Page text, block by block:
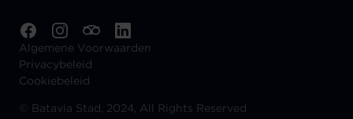
Algemene Voorwaarden
Privacybeleid
Cookiebeleid
©
Batavia Stad, 2024, All Rights Reserved